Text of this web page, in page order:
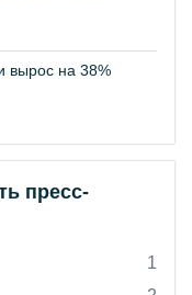
вырос на 38%
пресс-
1